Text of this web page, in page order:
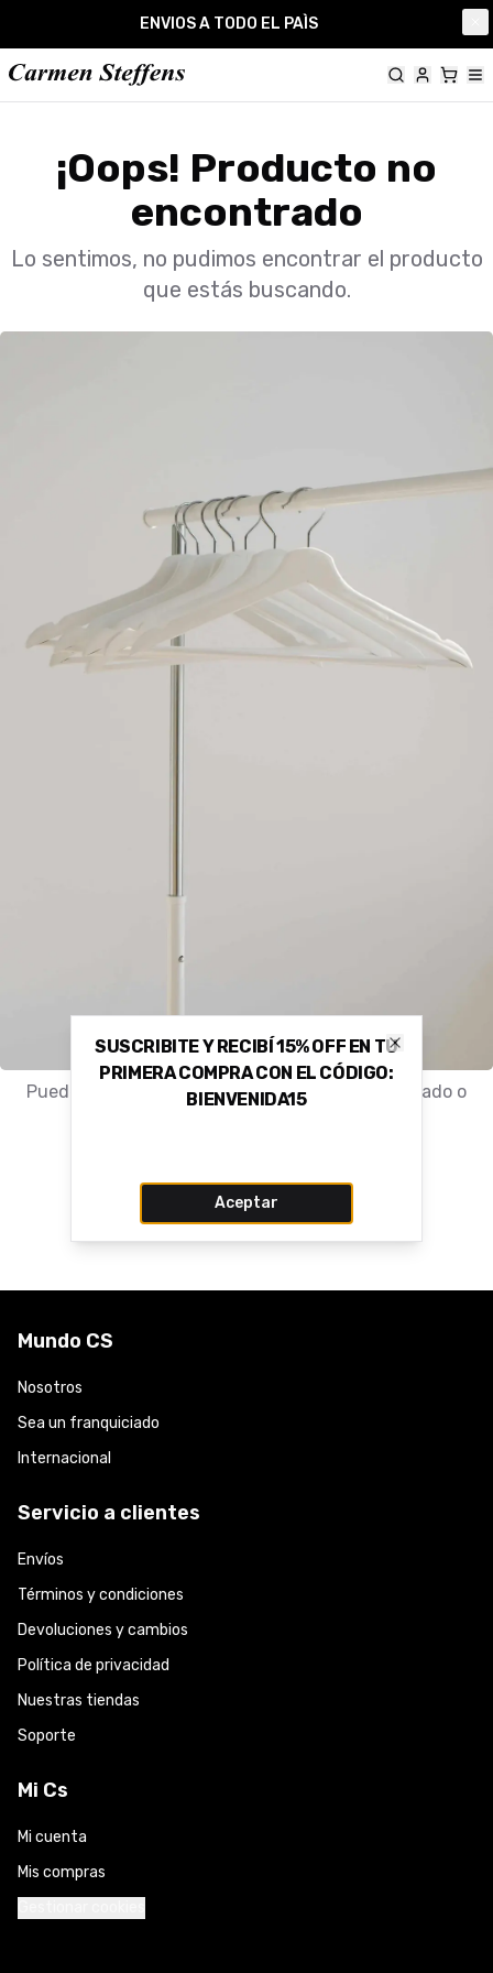
ENVIOS A TODO EL PAÌS
¡Oops! Producto no
encontrado
Lo sentimos, no pudimos encontrar el producto
que estás buscando.
Puede que el producto haya sido movido, eliminado o
Volver a la tienda
Mundo CS
Nosotros
Sea un franquiciado
Internacional
Servicio a clientes
Envíos
Términos y condiciones
Devoluciones y cambios
Política de privacidad
Nuestras tiendas
Soporte
Mi Cs
Mi cuenta
Mis compras
SUSCRIBITE Y RECIBÍ 15% OFF EN TU
PRIMERA COMPRA CON EL CÓDIGO:
BIENVENIDA15
Aceptar